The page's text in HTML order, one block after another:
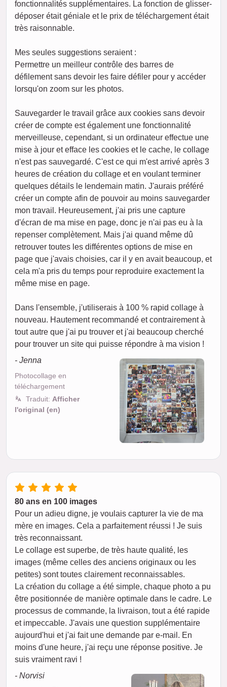
fonctionnalités supplémentaires. La fonction de glisser-
déposer était géniale et le prix de téléchargement était
très raisonnable.
Mes seules suggestions seraient :
Permettre un meilleur contrôle des barres de
défilement sans devoir les faire défiler pour y accéder
lorsqu'on zoom sur les photos.
Sauvegarder le travail grâce aux cookies sans devoir
créer de compte est également une fonctionnalité
merveilleuse, cependant, si un ordinateur effectue une
mise à jour et efface les cookies et le cache, le collage
n'est pas sauvegardé. C'est ce qui m'est arrivé après 3
heures de création du collage et en voulant terminer
quelques détails le lendemain matin. J'aurais préféré
créer un compte afin de pouvoir au moins sauvegarder
mon travail. Heureusement, j'ai pris une capture
d'écran de ma mise en page, donc je n'ai pas eu à la
repenser complètement. Mais j'ai quand même dû
retrouver toutes les différentes options de mise en
page que j'avais choisies, car il y en avait beaucoup, et
cela m'a pris du temps pour reproduire exactement la
même mise en page.
Dans l'ensemble, j'utiliserais à 100 % rapid collage à
nouveau. Hautement recommandé et contrairement à
tout autre que j'ai pu trouver et j'ai beaucoup cherché
pour trouver un site qui puisse répondre à ma vision !
- Jenna
Photocollage en
téléchargement
Traduit: Afficher
l'original (en)
80 ans en 100 images
Pour un adieu digne, je voulais capturer la vie de ma
mère en images. Cela a parfaitement réussi ! Je suis
très reconnaissant.
Le collage est superbe, de très haute qualité, les
images (même celles des anciens originaux ou les
petites) sont toutes clairement reconnaissables.
La création du collage a été simple, chaque photo a pu
être positionnée de manière optimale dans le cadre. Le
processus de commande, la livraison, tout a été rapide
et impeccable. J'avais une question supplémentaire
aujourd'hui et j'ai fait une demande par e-mail. En
moins d'une heure, j'ai reçu une réponse positive. Je
suis vraiment ravi !
- Norvisi